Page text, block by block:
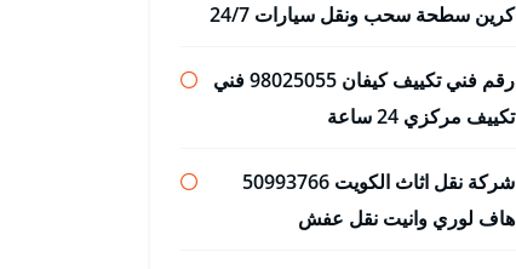
كرين سطحة سحب ونقل سيارات 24/7
رقم فني تكييف كيفان 98025055 فني
تكييف مركزي 24 ساعة
شركة نقل اثاث الكويت 50993766
هاف لوري وانيت نقل عفش